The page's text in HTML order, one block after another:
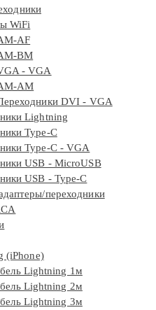
WiFi
AF
BM
- VGA
АМ-АМ
DVI - VGA
Lightning
Type-C
Type-C - VGA
USB - MicroUSB
USB - Type-C
переходники
(iPhone)
Lightning 1м
Lightning 2м
Lightning 3м